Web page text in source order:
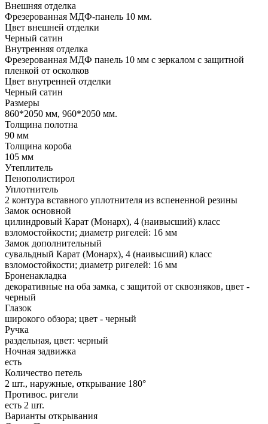
Внешняя отделка
Фрезерованная МДФ-панель 10 мм.
Цвет внешней отделки
Черный сатин
Внутренняя отделка
Фрезерованная МДФ панель 10 мм с зеркалом с защитной
пленкой от осколков
Цвет внутренней отделки
Черный сатин
Размеры
860*2050 мм, 960*2050 мм.
Толщина полотна
90 мм
Толщина короба
105 мм
Утеплитель
Пенополистирол
Уплотнитель
2 контура вставного уплотнителя из вспененной резины
Замок основной
цилиндровый Карат (Монарх), 4 (наивысший) класс
взломостойкости; диаметр ригелей: 16 мм
Замок дополнительный
сувальдный Карат (Монарх), 4 (наивысший) класс
взломостойкости; диаметр ригелей: 16 мм
Броненакладка
декоративные на оба замка, с защитой от сквозняков, цвет -
черный
Глазок
широкого обзора; цвет - черный
Ручка
раздельная, цвет: черный
Ночная задвижка
есть
Количество петель
2 шт., наружные, открывание 180°
Противос. ригели
есть 2 шт.
Варианты открывания